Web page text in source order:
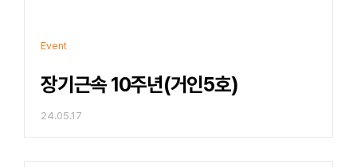
Event
장기근속 10주년(거인5호)
24.05.17